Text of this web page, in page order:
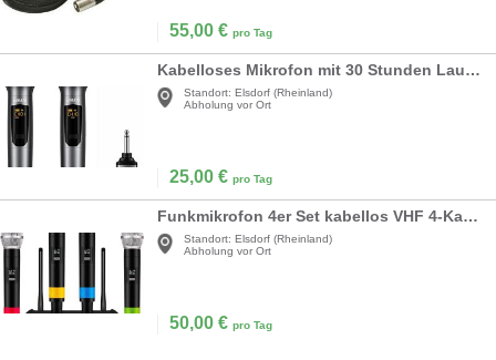
55,00 € pro Tag
Kabelloses Mikrofon mit 30 Stunden Laufzeit für Karaoke wiederaufladbar Dual-Handmikrofon
Standort: Elsdorf (Rheinland)
Abholung vor Ort
25,00 € pro Tag
Funkmikrofon 4er Set kabellos VHF 4-Kanal-Funkmikrofonsystem mit 4 x Handmikrofon XLR-Schnittstelle
Standort: Elsdorf (Rheinland)
Abholung vor Ort
50,00 € pro Tag